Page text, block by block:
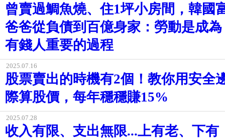
曾賣過鯛魚燒、住1坪小房間，韓國
爸爸從負債到百億身家：勞動是成為
有錢人重要的過程
2025.07.16
股票賣出的時機有2個！教你用安全
際算股價，每年穩穩賺15%
2025.07.28
收入有限、支出無限...上有老、下有